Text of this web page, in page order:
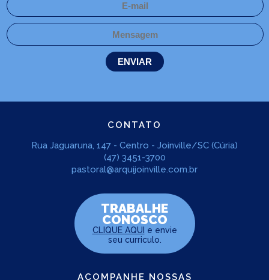
CONTATO
Rua Jaguaruna, 147 - Centro - Joinville/SC (Cúria)
(47) 3451-3700
pastoral@arquijoinville.com.br
TRABALHE
CONOSCO
CLIQUE AQUI e envie
seu curriculo.
ACOMPANHE NOSSAS